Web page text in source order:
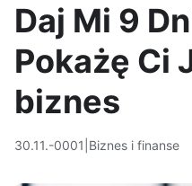
Daj Mi 9
Pokażę Ci
biznes
30.11.-0001 Biznes i finanse